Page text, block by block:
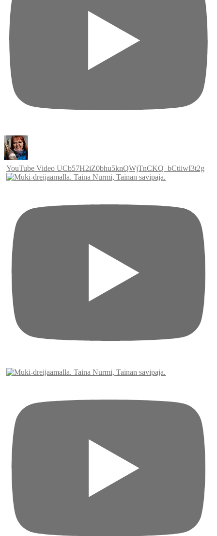
YouTube Video UCb57H2iZ0bhu5knQWjTnCKQ_bCtiiwI3t2g